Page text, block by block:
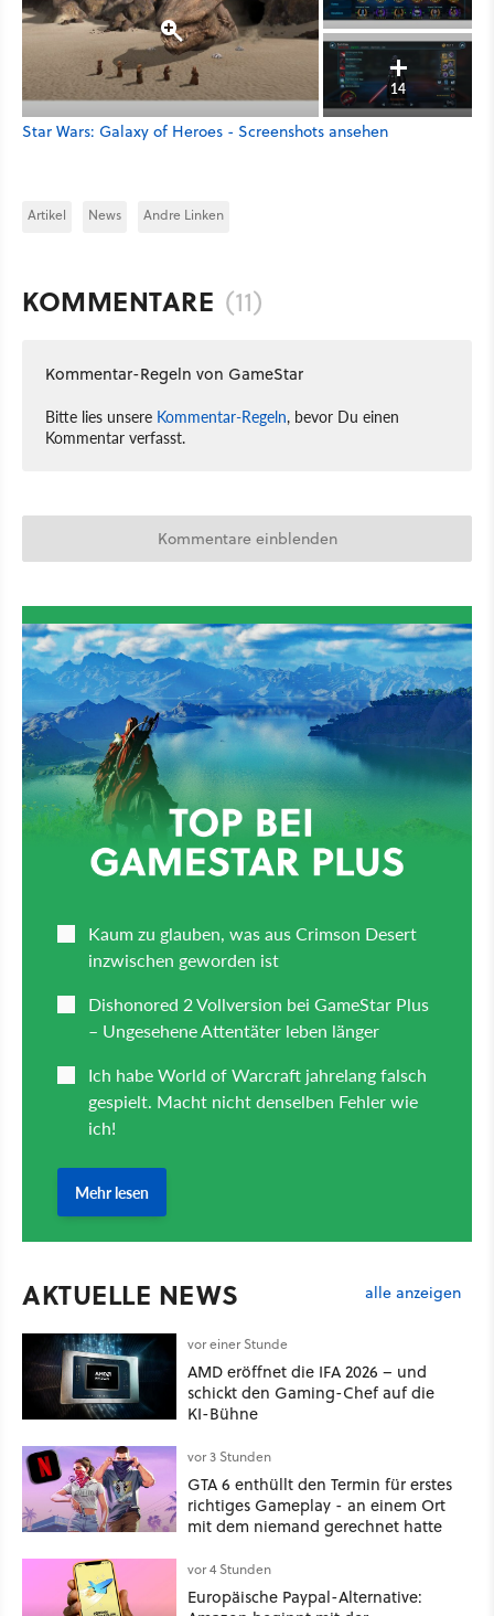
14
Star Wars: Galaxy of Heroes - Screenshots ansehen
Artikel News Andre Linken
KOMMENTARE (11)
Kommentar-Regeln von GameStar
Bitte lies unsere Kommentar-Regeln, bevor Du einen
Kommentar verfasst.
Kommentare einblenden
AKTUELLE NEWS alle anzeigen
vor einer Stunde
AMD eröffnet die IFA 2026 – und
schickt den Gaming-Chef auf die
KI-Bühne
vor 3 Stunden
GTA 6 enthüllt den Termin für erstes
richtiges Gameplay - an einem Ort
mit dem niemand gerechnet hatte
vor 4 Stunden
Europäische Paypal-Alternative: